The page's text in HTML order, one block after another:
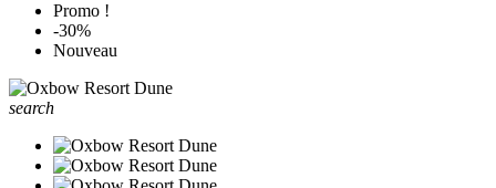
Promo !
-30%
Nouveau
search